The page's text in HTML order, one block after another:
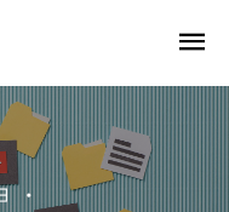
•